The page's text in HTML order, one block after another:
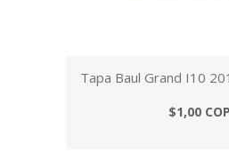
Tapa Baul Grand I10
$1,00 COP